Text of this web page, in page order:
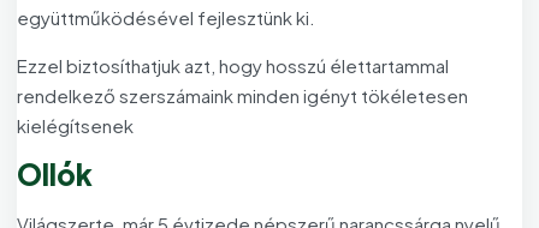
együttműködésével fejlesztünk ki.
Ezzel biztosíthatjuk azt, hogy hosszú élettartammal
rendelkező szerszámaink minden igényt tökéletesen
kielégítsenek
Ollók